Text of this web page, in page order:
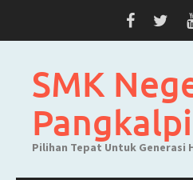
SMK
Pilihan Tepat Untuk Generasi